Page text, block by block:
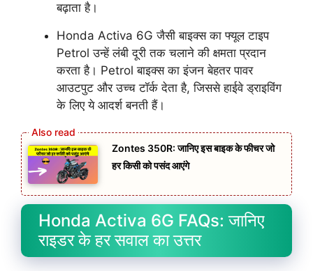
बढ़ाता है।
Honda Activa 6G जैसी बाइक्स का फ्यूल टाइप
Petrol उन्हें लंबी दूरी तक चलाने की क्षमता प्रदान
करता है। Petrol बाइक्स का इंजन बेहतर पावर
आउटपुट और उच्च टॉर्क देता है, जिससे हाईवे ड्राइविंग
के लिए ये आदर्श बनती हैं।
Zontes 350R: जानिए इस बाइक के फीचर जो
हर किसी को पसंद आएंगे
Honda Activa 6G FAQs: जानिए
राइडर के हर सवाल का उत्तर